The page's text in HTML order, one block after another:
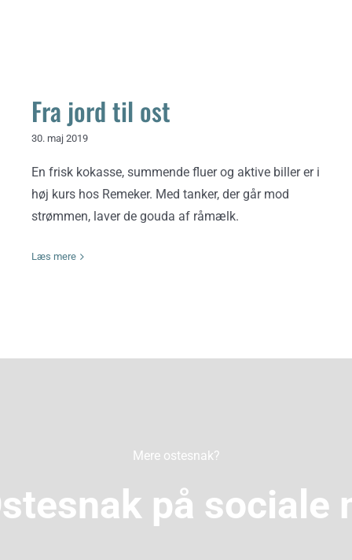
Fra jord til ost
30. maj 2019
En frisk kokasse, summende fluer og aktive biller er i
høj kurs hos Remeker. Med tanker, der går mod
strømmen, laver de gouda af råmælk.
Læs mere
Mere ostesnak?
på sociale